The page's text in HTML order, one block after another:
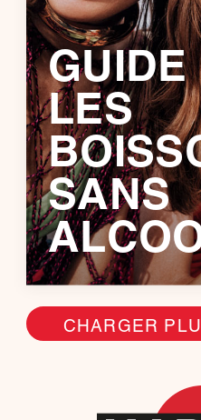
GUIDE
LES
SANS
CHARGER